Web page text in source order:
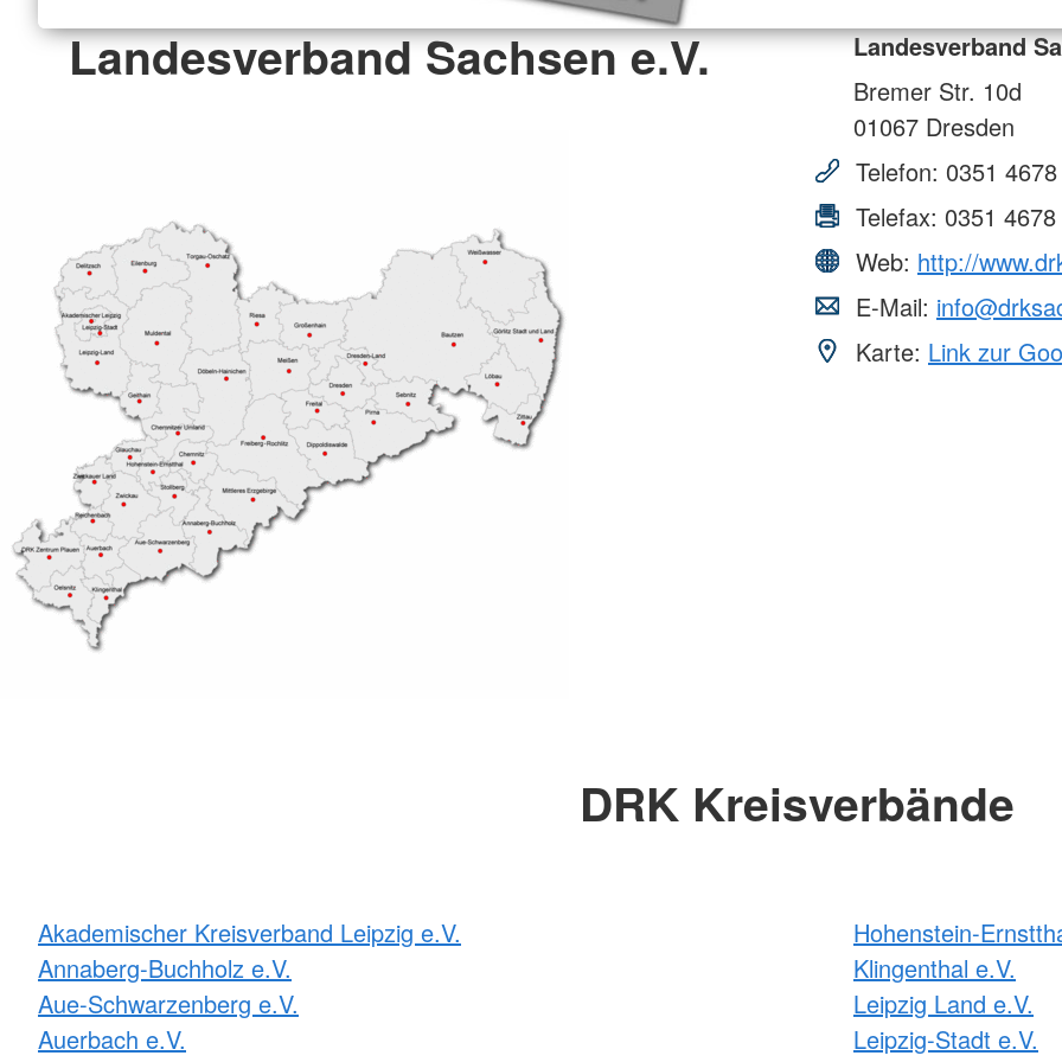
Landesverband Sachsen e.V.
Landesverband
Bremer Str. 10d
01067 Dresden
Telefon: 0351
Telefax: 0351
Web: http://
E-Mail:
Karte: Link zur
DRK Kreisverbände
Akademischer Kreisverband Leipzig e.V.
Annaberg-Buchholz e.V.
Aue-Schwarzenberg e.V.
Auerbach e.V.
Hohenstein-
Klingenthal e.V.
Leipzig Land e.V.
Leipzig-Stadt e.V.